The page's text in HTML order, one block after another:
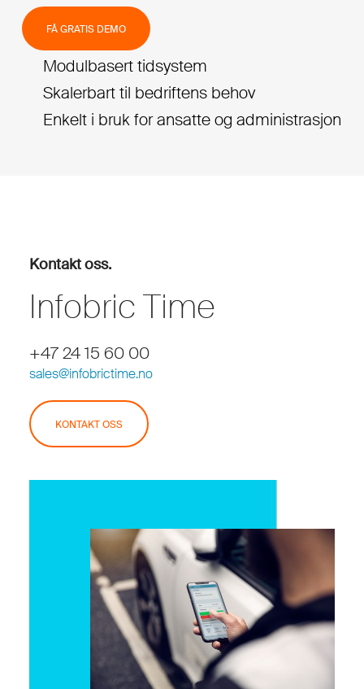
FÅ GRATIS DEMO
Modulbasert tidsystem
Skalerbart til bedriftens behov
Enkelt i bruk for ansatte og administrasjon
Kontakt oss.
Infobric Time
+47 24 15 60 00
sales@infobrictime.no
KONTAKT OSS